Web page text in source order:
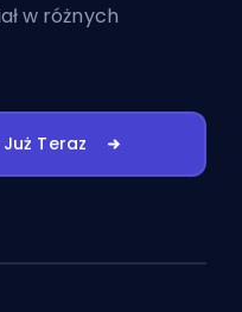
w różnych
Teraz